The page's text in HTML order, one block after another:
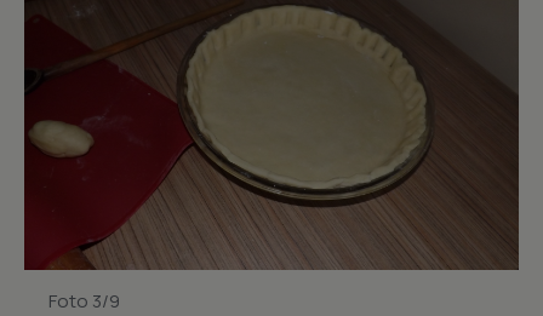
Foto 3/9